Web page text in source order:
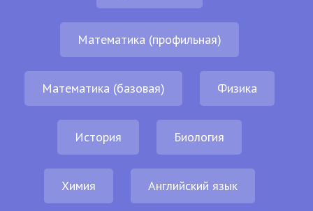
Математика (профильная)
Математика (базовая) Физика
История Биология
Химия Английский язык